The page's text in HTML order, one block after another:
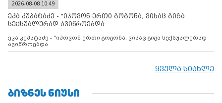
კონტროლს ოკუპირებულ რეგიონებში, აგრძელებს მათი
მილიტარიზაციის პროცესს და აქტიურად დგამს ნაბიჯებს მათი
ფაქტობრივი ანექსიისკენ
2026-08-08 10:49
ეკა კუპატაძე - "იპოვონ ერთი გოგონა, ვისაც გიგა
სექსუალურად ავიწროებდა
ეკა კუპატაძე - "იპოვონ ერთი გოგონა, ვისაც გიგა სექსუალურად
ავიწროებდა
ყველა სიახლე
ᲑᲘᲖᲜᲔᲡ ᲜᲘᲣᲡᲘ